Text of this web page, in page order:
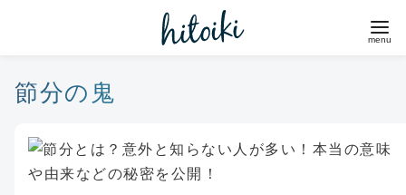
節分の鬼